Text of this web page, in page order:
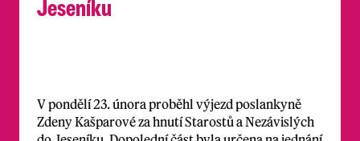
Jeseníku
V pondělí 23. února proběhl výjezd poslankyně
Zdeny Kašparové za hnutí Starostů a Nezávislých